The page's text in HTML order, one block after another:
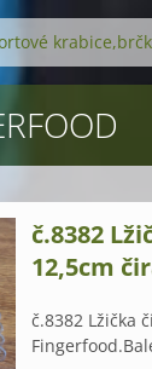
č.8382
12,5cm
č.8382 Lžička